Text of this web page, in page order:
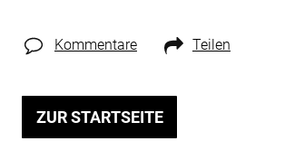
Kommentare Teilen
ZUR STARTSEITE